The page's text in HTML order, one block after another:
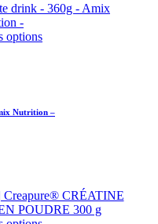
optionsCe
options
la
page
du
Nutrition –